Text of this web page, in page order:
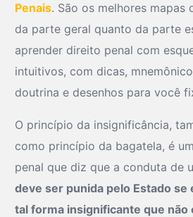
Penais. São os melhores mapas
da parte geral quanto da parte
aprender direito penal com
intuitivos, com dicas,
doutrina e desenhos para você
O princípio da insignificância,
como princípio da bagatela, é
penal que diz que a conduta de
deve ser punida pelo Estado se
tal forma insignificante que